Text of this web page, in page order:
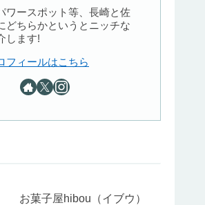
ワースポット等、長崎と佐
どちらかというとニッチな
します!
フィールはこちら
お菓子屋hibou（イブウ）